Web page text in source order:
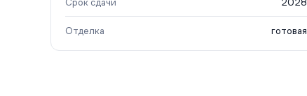
Отделка готовая